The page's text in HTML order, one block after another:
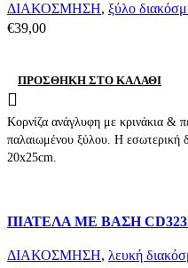
ΔΙΑΚΟΣΜΗΣΗ, ξύλο
€39,00
ΠΡΟΣΘΉΚΗ ΣΤΟ ΚΑΛΆΘΙ
Κορνίζα ανάγλυφη με κρινάκια &
παλαιωμένου ξύλου. Η εσωτερική
20x25cm.
Quick view
ΠΙΑΤΕΛΑ ΜΕ ΒΑΣΗ
ΔΙΑΚΟΣΜΗΣΗ, λευκή